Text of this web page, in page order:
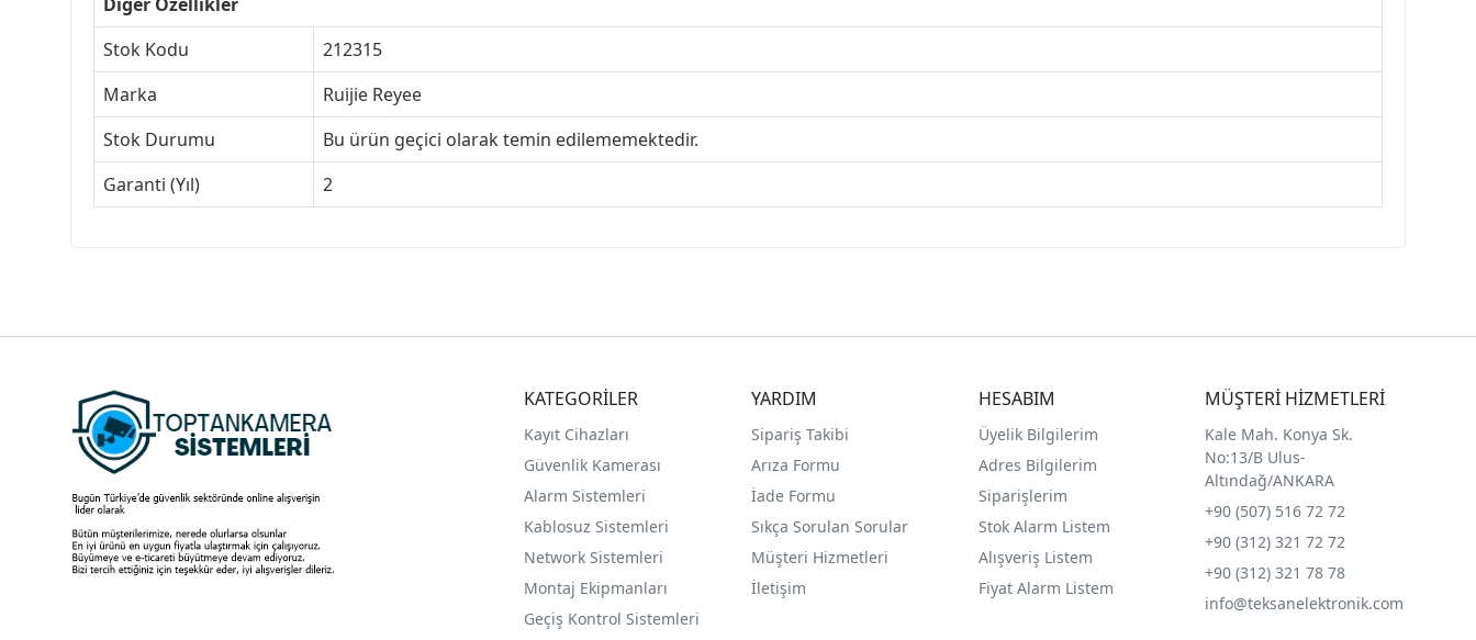
Stok Kodu
212315
Marka
Ruijie Reyee
Stok Durumu
Bu ürün geçici olarak temin edilememektedir.
Garanti (Yıl)
2
KATEGORİLER
Kayıt Cihazları
Güvenlik Kamerası
Alarm Sistemleri
Kablosuz Sistemleri
Network Sistemleri
Montaj Ekipmanları
Geçiş Kontrol Sistemleri
YARDIM
Sipariş Takibi
Arıza Formu
İade Formu
Sıkça Sorulan Sorular
Müşteri Hizmetleri
İletişim
HESABIM
Üyelik Bilgilerim
Adres Bilgilerim
Siparişlerim
Stok Alarm Listem
Alışveriş Listem
Fiyat Alarm Listem
MÜŞTERİ HİZMETLERİ
Kale Mah. Konya Sk.
No:13/B Ulus-
Altındağ/ANKARA
+90 (507) 516 72 72
+90 (312) 321 72 72
+90 (312) 321 78 78
info@teksanelektronik.com